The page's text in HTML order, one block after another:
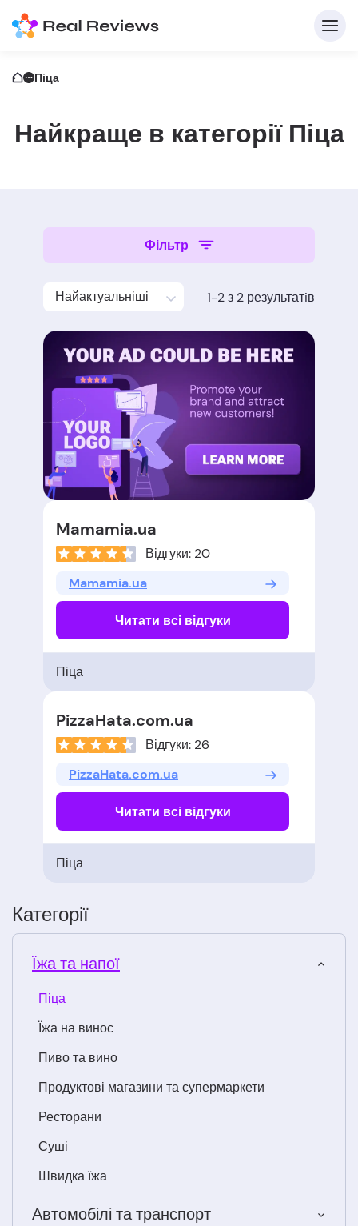
Піца
Найкраще в категорії Піца
Фільтр
Найактуальніші 1-2 з 2 результатiв
Mamamia.ua
Відгуки: 20
Mamamia.ua
Читати всі відгуки
Піца
PizzaHata.com.ua
Відгуки: 26
PizzaHata.com.ua
Читати всі відгуки
Піца
Категорії
Автомобілі та транспорт
Їжа та напої
Їжа на винос
Пиво та вино
Піца
Продуктові магазини та супермаркети
Ресторани
Суші
Швидка їжа